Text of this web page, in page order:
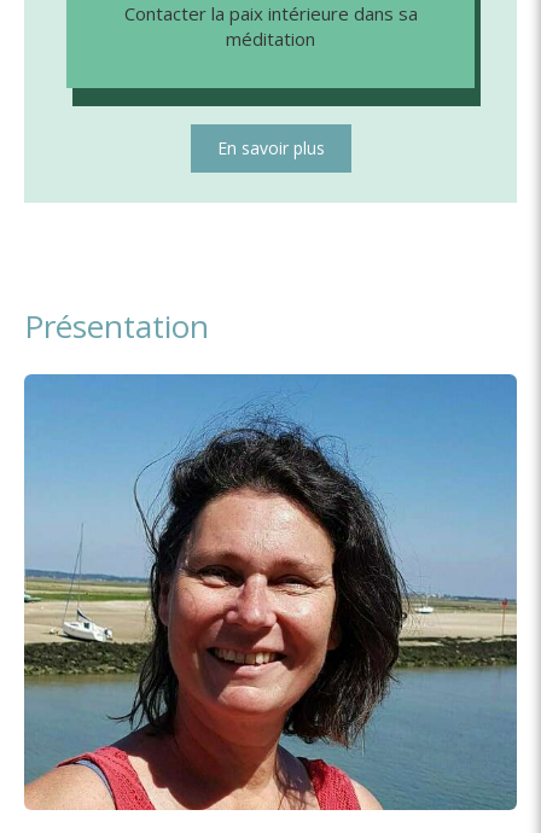
Contacter la paix intérieure dans sa
méditation
En savoir plus
Présentation